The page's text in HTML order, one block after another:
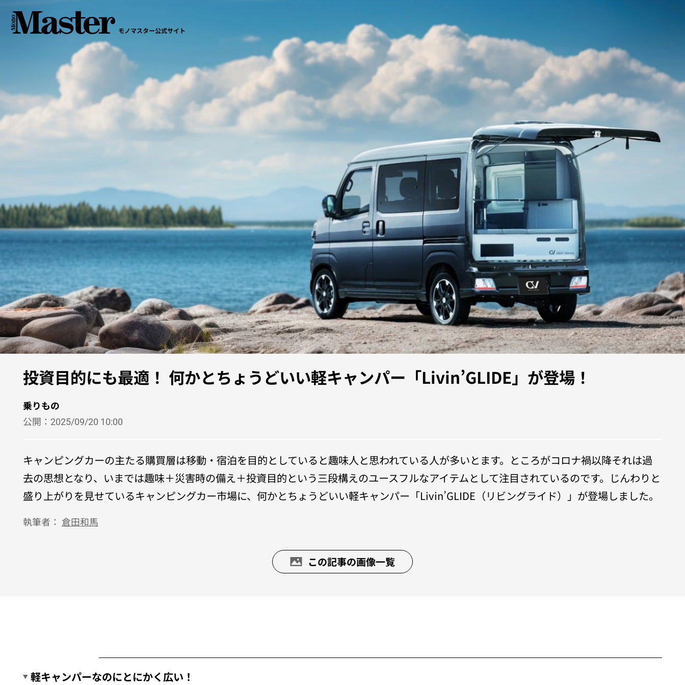
モノマスター公式サイト
投資目的にも最適！ 何かとちょうどいい軽キャンパー「Livin’GLIDE」が登場！
乗りもの
公開： 2025/09/20 10:00
キャンピングカーの主たる購買層は移動・宿泊を目的としていると趣味人と思われている人が多いとます。ところがコロナ禍以降それは過
去の思想となり、いまでは趣味＋災害時の備え＋投資目的という三段構えのユースフルなアイテムとして注目されているのです。じんわりと
盛り上がりを見せているキャンピングカー市場に、何かとちょうどいい軽キャンパー「Livin’GLIDE（リビングライド）」が登場しました。
執筆者： 倉田和馬
この記事の画像一覧
軽キャンパーなのにとにかく広い！